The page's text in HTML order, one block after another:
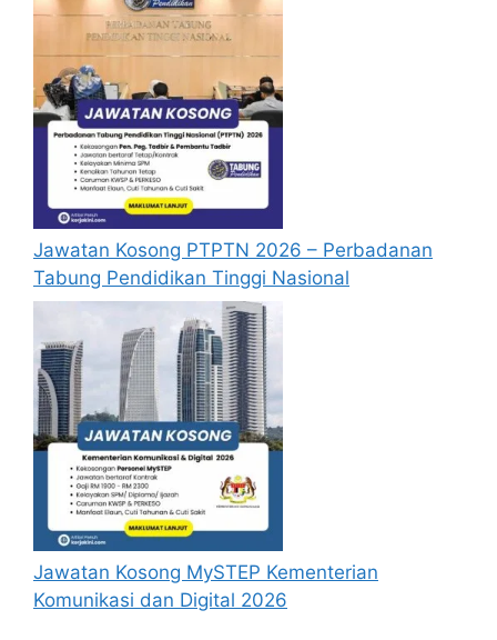
tepat dan dikemas kini
Membantu dalam penyusunan semula
stok mengikut kategori, jenis atau tarikh
luput (jika berkenaan)
Memantau tahap stok minimum dan
memaklumkan kepada pihak berkaitan
bagi tujuan pembelian semula
Menyediakan borang dan dokumentasi
berkaitan pengeluaran dan penerimaan
barang dengan lengkap
Mengurus pemindahan stok antara lokasi
/ stor mengikut arahan dan SOP
Menjalankan kerja pembersihan dan
susun atur kawasan stor secara berkala
bagi menjamin keselamatan dan efisiensi
kerja
Membantu dalam latihan atau taklimat
dalaman berkaitan prosedur
pengendalian inventori (jika diarahkan
oleh penyelia)
Menyimpan dan mengurus barang rosak
atau tidak digunakan dengan rekod dan
Jawatan Kosong PTPTN 2026 – Perbadanan
Tabung Pendidikan Tinggi Nasional
Jawatan Kosong MySTEP Kementerian
Komunikasi dan Digital 2026